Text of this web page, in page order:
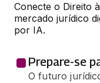
Conecte o Direito
mercado jurídico
por IA.
Prepare-se
O futuro